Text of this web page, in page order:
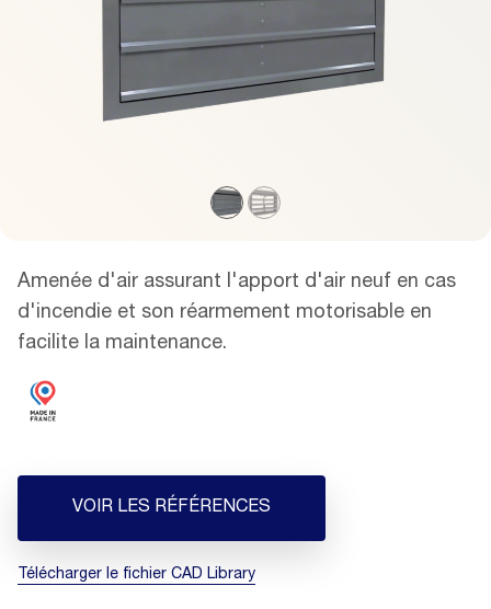
Amenée d'air assurant l'apport d'air neuf en cas
d'incendie et son réarmement motorisable en
facilite la maintenance.
VOIR LES RÉFÉRENCES
Télécharger le fichier CAD Library